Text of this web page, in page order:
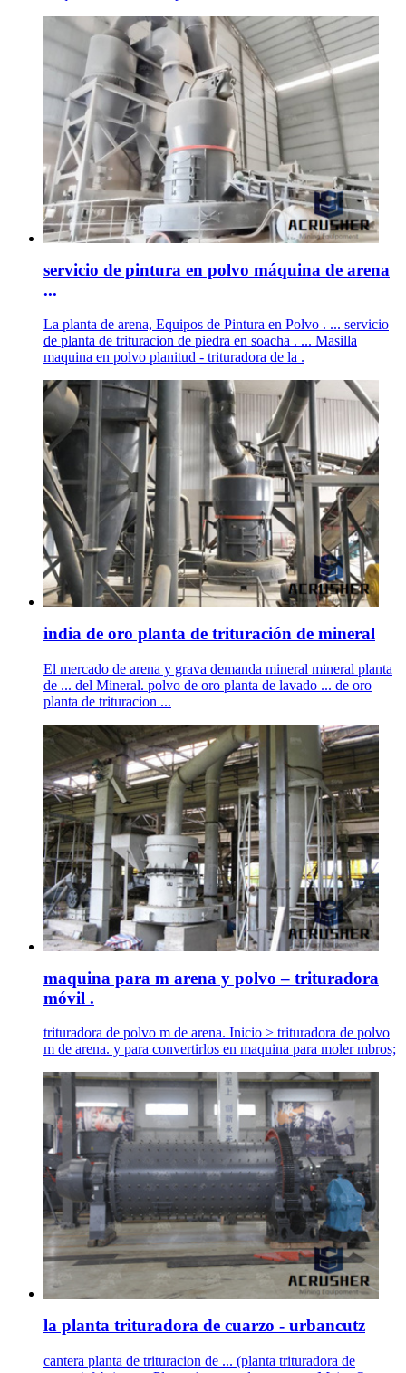
servicio de pintura en polvo máquina de arena
...
La planta de arena, Equipos de Pintura en Polvo . ... servicio
de planta de trituracion de piedra en soacha . ... Masilla
maquina en polvo planitud - trituradora de la .
india de oro planta de trituración de mineral
El mercado de arena y grava demanda mineral mineral planta
de ... del Mineral. polvo de oro planta de lavado ... de oro
planta de trituracion ...
maquina para m arena y polvo – trituradora
móvil .
trituradora de polvo m de arena. Inicio > trituradora de polvo
m de arena. y para convertirlos en maquina para moler mbros;
la planta trituradora de cuarzo - urbancutz
cantera planta de trituracion de ... (planta trituradora de